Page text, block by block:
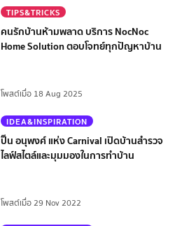
TIPS&TRICKS
คนรักบ้านห้ามพลาด บริการ NocNoc
Home Solution ตอบโจทย์ทุกปัญหาบ้าน
โพสต์เมื่อ 18 Aug 2025
IDEA&INSPIRATION
ปิ๊น อนุพงศ์ แห่ง Carnival เปิดบ้านสำรวจ
ไลฟ์สไตล์และมุมมองในการทำบ้าน
โพสต์เมื่อ 29 Nov 2022